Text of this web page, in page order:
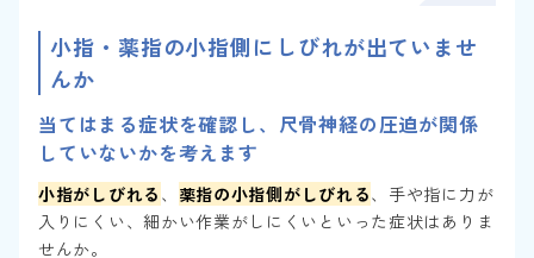
小指・薬指の小指側にしびれが出ていませ
んか
当てはまる症状を確認し、尺骨神経の圧迫が関係
していないかを考えます
小指がしびれる 、 薬指の小指側がしびれる、手や指に力が
入りにくい、細かい作業がしにくいといった症状はありま
せんか。